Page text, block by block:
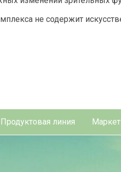
не содержит
Продуктовая линия